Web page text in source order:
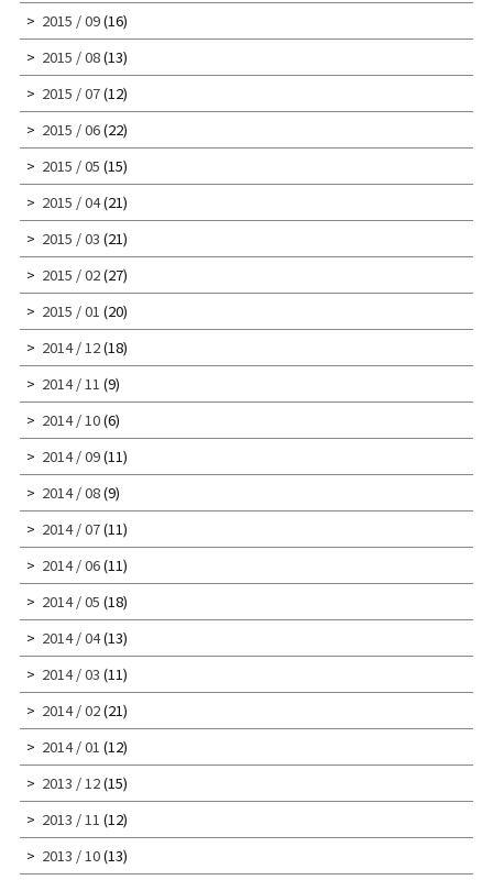
2015 / 09(16)
2015 / 08(13)
2015 / 07(12)
2015 / 06(22)
2015 / 05 (15)
2015 / 04(21)
2015 / 03 (21)
2015 / 02(27)
2015 / 01 (20)
2014 / 12(18)
2014 / 11 (9)
2014 / 10(6)
2014 / 09(11)
2014 / 08(9)
2014 / 07(11)
2014 / 06(11)
2014 / 05 (18)
2014 / 04(13)
2014 / 03 (11)
2014 / 02(21)
2014 / 01 (12)
2013 / 12(15)
2013 / 11 (12)
2013 / 10(13)